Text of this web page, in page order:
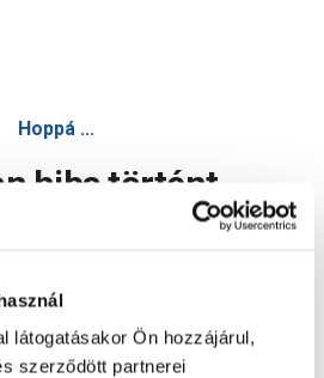
látogatásakor Ön hozzájárul,
szerződött partnerei
Hoppá ...
hiba történt
újratöltése